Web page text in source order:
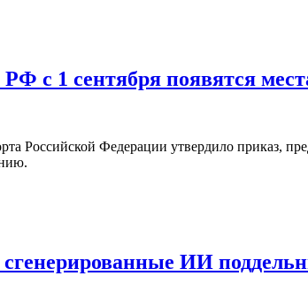
с 1 сентября появятся
Российской Федерации утвердило приказ,
ИИ